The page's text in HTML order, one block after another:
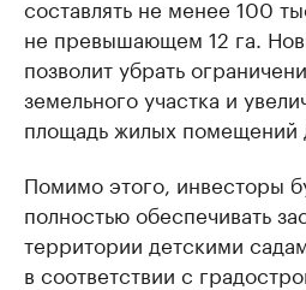
составлять не менее 100
не превышающем 12 га.
позволит убрать
земельного участка и
площадь жилых помещений
Помимо этого, инвесторы
полностью обеспечивать
территории детскими
в соответствии с